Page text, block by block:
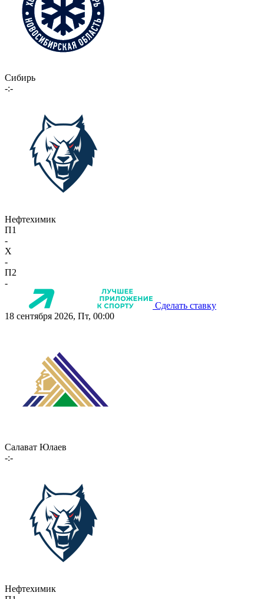
Сибирь
-:-
Нефтехимик
П1
-
X
-
П2
-
Сделать ставку
18 сентября 2026, Пт, 00:00
Салават Юлаев
-:-
Нефтехимик